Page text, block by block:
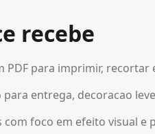
recebe
PDF para imprimir, recortar
entrega, decoracao
com foco em efeito visual e